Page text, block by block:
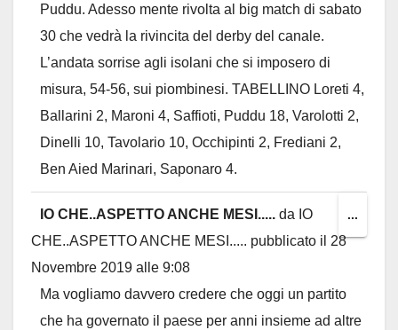
Puddu. Adesso mente rivolta al big match di sabato
30 che vedrà la rivincita del derby del canale.
L’andata sorrise agli isolani che si imposero di
misura, 54-56, sui piombinesi. TABELLINO Loreti 4,
Ballarini 2, Maroni 4, Saffioti, Puddu 18, Varolotti 2,
Dinelli 10, Tavolario 10, Occhipinti 2, Frediani 2,
Ben Aied Marinari, Saponaro 4.
IO CHE..ASPETTO ANCHE MESI..... da IO
CHE..ASPETTO ANCHE MESI..... pubblicato il 28
Novembre 2019 alle 9:08
Ma vogliamo davvero credere che oggi un partito
che ha governato il paese per anni insieme ad altre
...
this